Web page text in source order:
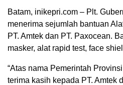
Batam, inikepri.com – Plt.
menerima sejumlah bantuan
PT. Amtek dan PT. Paxocean.
masker, alat rapid test, face
“Atas nama Pemerintah
terima kasih kepada PT. Amtek